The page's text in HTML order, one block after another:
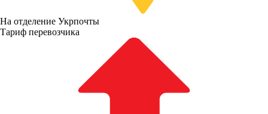
На отделение Укрпочты
Тариф перевозчика